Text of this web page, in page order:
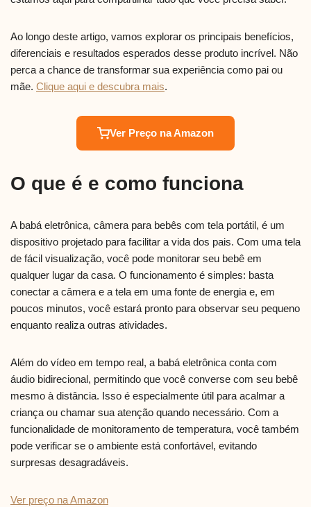
Ao longo deste artigo, vamos explorar os principais benefícios,
diferenciais e resultados esperados desse produto incrível. Não
perca a chance de transformar sua experiência como pai ou
mãe. Clique aqui e descubra mais.
Ver Preço na Amazon
O que é e como funciona
A babá eletrônica, câmera para bebês com tela portátil, é um
dispositivo projetado para facilitar a vida dos pais. Com uma tela
de fácil visualização, você pode monitorar seu bebê em
qualquer lugar da casa. O funcionamento é simples: basta
conectar a câmera e a tela em uma fonte de energia e, em
poucos minutos, você estará pronto para observar seu pequeno
enquanto realiza outras atividades.
Além do vídeo em tempo real, a babá eletrônica conta com
áudio bidirecional, permitindo que você converse com seu bebê
mesmo à distância. Isso é especialmente útil para acalmar a
criança ou chamar sua atenção quando necessário. Com a
funcionalidade de monitoramento de temperatura, você também
pode verificar se o ambiente está confortável, evitando
surpresas desagradáveis.
Ver preço na Amazon